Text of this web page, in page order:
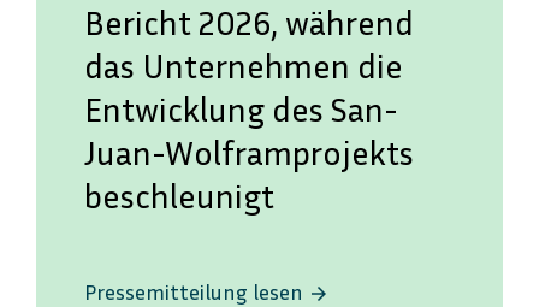
Bericht 2026, während
das Unternehmen die
Entwicklung des San-
Juan-Wolframprojekts
beschleunigt
Pressemitteilung lesen arrow_forward